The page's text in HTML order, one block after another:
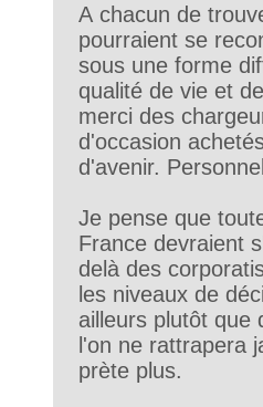
A chacun de
pourraient se
sous une forme
qualité de vie et
merci des
d'occasion
d'avenir.
Je pense que
France devraient
delà des
les niveaux de
ailleurs plutôt que
l'on ne rattrapera
prète plus.